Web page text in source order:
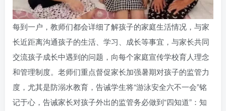
每到一户，教师们都会详细了解孩子的家庭生活情况，与家
长近距离沟通孩子的生活、学习、成长等事宜，与家长共同
交流孩子成长中遇到的问题，向每个家庭宣传学校育人理念
和管理制度。老师们重点督促家长加强暑期对孩子的监管力
度，尤其是防溺水教育，告诫学生将“游泳安全六不一会”铭
记于心，告诫家长对孩子外出的监管务必做到“四知道”：知